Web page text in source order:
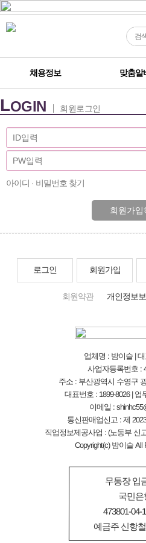
채용정보 맞춤알
LOGIN 회원로그인
아이디 · 비밀번호 찾기
회원가입
로그인 회원가입
회원약관 개인정보
업체명 : 밤이슬 |
사업자등록번호 :
주소 : 부산광역시 수영구
대표번호 : 1899-8026 | 업
이메일 :
통신판매업신고 : 제
직업정보제공사업 : (노동부 신
Copyright(c) 밤이슬 All
무통장 입
국민은
473801-04-
예금주 신항